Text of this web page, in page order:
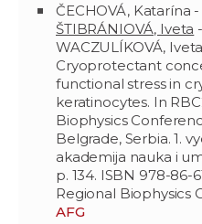
ČECHOVÁ, Katarína
ŠTIBRÁNIOVÁ, Iveta
WACZULÍKOVÁ,
Cryoprotectant
functional stress in
keratinocytes. In
Biophysics
Belgrade, Serbia. 1.
akademija nauka i
p. 134. ISBN 978-86-
Regional Biophysics
AFG